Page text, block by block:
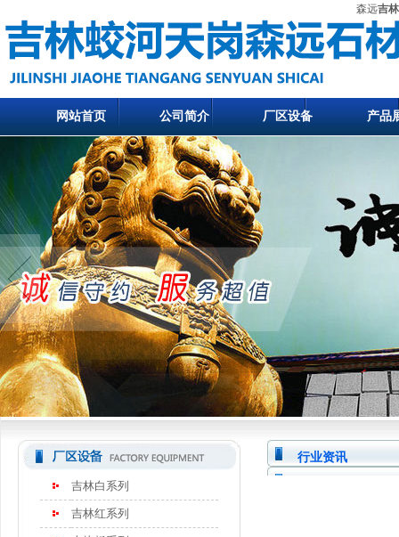
森远吉
网站首页 公司简介 厂区设备 产品
吉林白系列
吉林红系列
行业资讯